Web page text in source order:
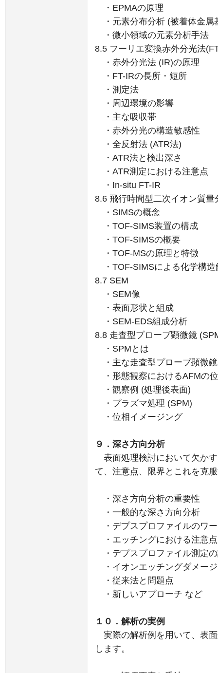
・EPMAの原理
・元素分布分析 (被着体金属
・微小領域の元素分析手法
8.5 フーリエ変換赤外分光法
・赤外分光法 (IR)の原理
・FT-IRの長所・短所
・測定法
・周辺環境の影響
・主な吸収帯
・赤外分光の構造敏感性
・全反射法 (ATR法)
・ATR法と検出深さ
・ATR測定における注意点
・In-situ FT-IR
8.6 飛行時間型二次イオン質量
・SIMSの概念
・TOF-SIMS装置の構成
・TOF-SIMSの概要
・TOF-MSの原理と特徴
・TOF-SIMSによる化学構造
8.7 SEM
・SEM像
・表面形状と組成
・SEM-EDS組成分析
8.8 走査型プローブ顕微鏡
・SPMとは
・主な走査型プローブ顕微鏡
・形態観察におけるAFMの
・観察例 (処理後表面)
・プラズマ処理 (SPM)
・位相イメージング
９．深さ方向分析
表面処理検討において欠か
て、注意点、限界とこれを克
・深さ方向分析の重要性
・一般的な深さ方向分析
・デプスプロファイルのワ
・エッチングにおける注意点
・デプスプロファイル測定
・イオンエッチングダメージ
・従来法と問題点
・新しいアプローチ など
１０．解析の実例
実際の解析例を用いて、表
します。